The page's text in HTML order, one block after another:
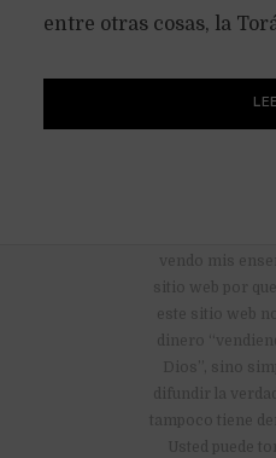
entre otras cosas, la
vendo mis
sitio web por
este sitio web
dinero
Dios”, sino
difundir la
tampoco tiene
Usted puede